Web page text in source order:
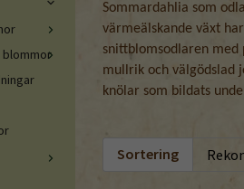
blommor
Sommardahlia som
värmeälskande växt
snittblomsodlaren
mullrik och välgödslad
knölar som bildats
Sortering